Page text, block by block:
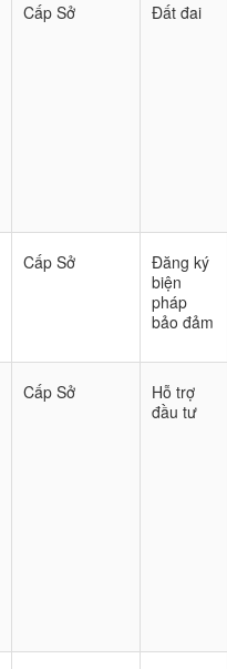
Cấp Sở Đất đai
Cấp Sở
Đăng ký
biện
pháp
bảo đảm
Cấp Sở
Hỗ trợ
đầu tư